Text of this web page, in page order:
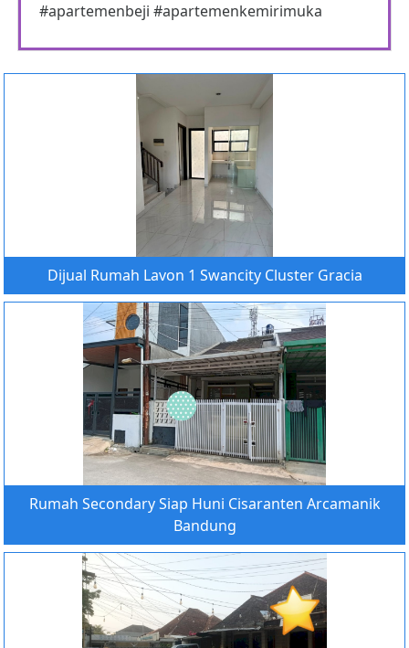
#apartemenbeji #apartemenkemirimuka
Dijual Rumah Lavon 1 Swancity Cluster Gracia
Rumah Secondary Siap Huni Cisaranten Arcamanik
Bandung